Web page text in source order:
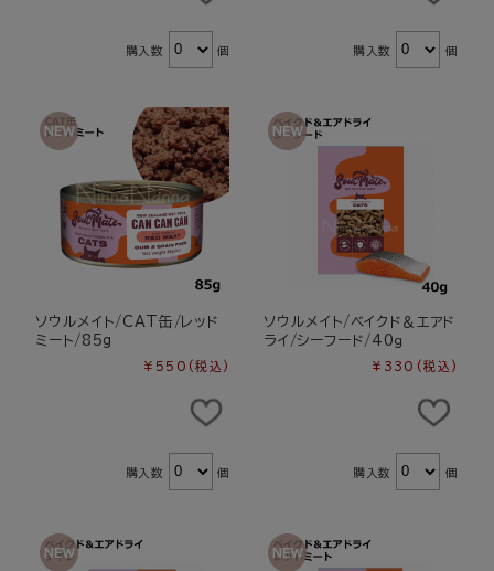
購入数 個 購入数 個
ソウルメイト/CAT缶/レッド
ミート/85g
¥550 (税込)
購入数 個
ソウルメイト/ベイクド＆エアド
ライ/シーフード/40ｇ
¥330 (税込)
購入数 個